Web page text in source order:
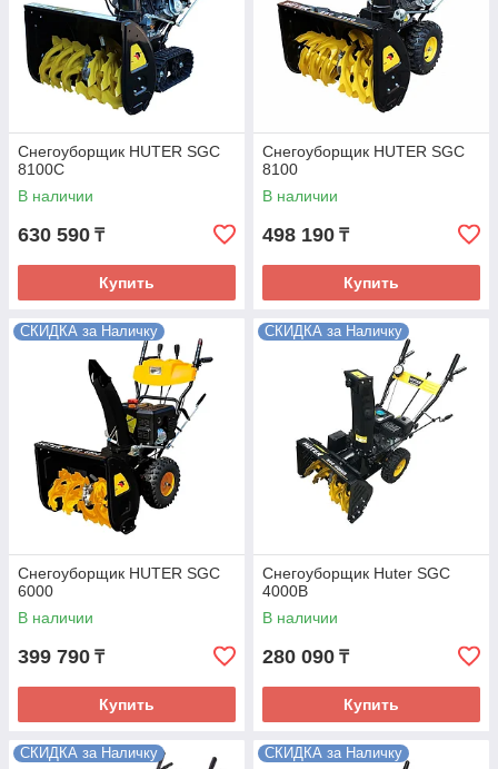
Снегоуборщик HUTER SGC
8100C
В наличии
630 590 ₸
Купить
Снегоуборщик HUTER SGC
8100
В наличии
498 190 ₸
Купить
СКИДКА за Наличку
Снегоуборщик HUTER SGC
6000
В наличии
399 790 ₸
Купить
СКИДКА за Наличку
Снегоуборщик Huter SGC
4000B
В наличии
280 090 ₸
Купить
СКИДКА за Наличку СКИДКА за Наличку